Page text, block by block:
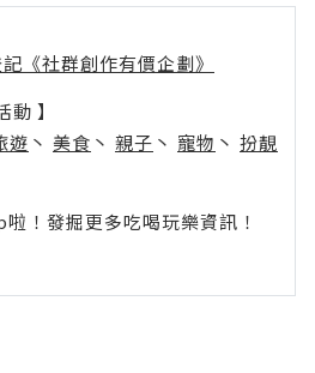
《社群創作有價企劃》
】
遊 丶 美食 丶 親子 丶 寵物 丶 扮靚
！發掘更多吃喝玩樂資訊！